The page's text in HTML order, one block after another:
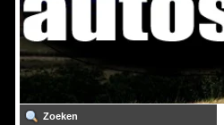
Zoeken